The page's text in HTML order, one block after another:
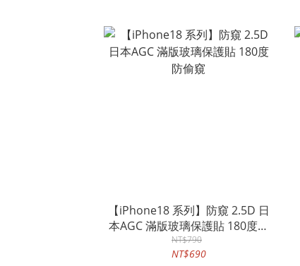
【iPhone18 系列】防窺 2.5D 日
本AGC 滿版玻璃保護貼 180度防
偷窺
NT$790
NT$690